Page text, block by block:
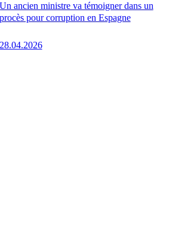
Un ancien ministre va témoigner dans un
pour corruption en Espagne